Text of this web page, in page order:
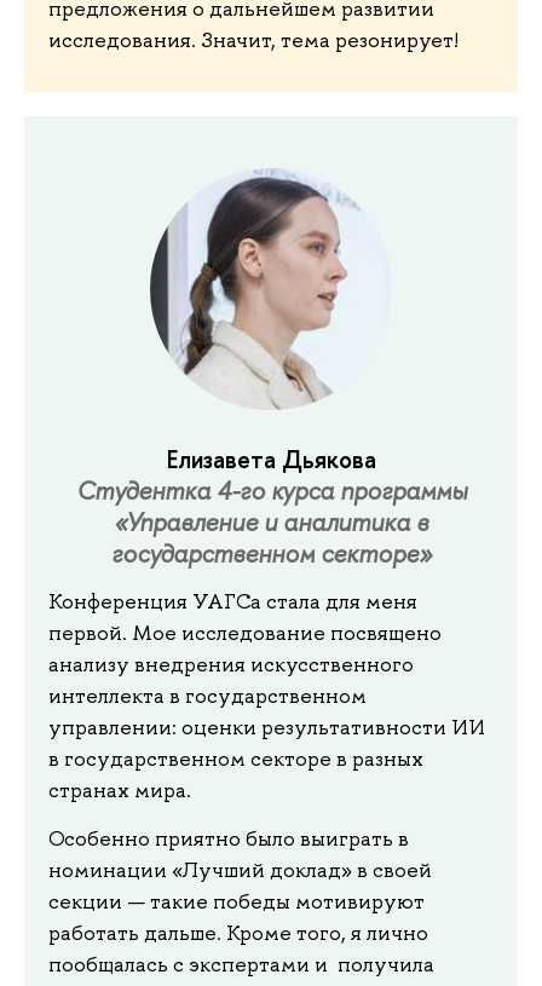
предложения о дальнейшем развитии
исследования. Значит, тема резонирует!
Елизавета Дьякова
Студентка 4-го курса программы
«Управление и аналитика в
государственном секторе»
Конференция УАГСа стала для меня
первой. Мое исследование посвящено
анализу внедрения искусственного
интеллекта в государственном
управлении: оценки результативности ИИ
в государственном секторе в разных
странах мира.
Особенно приятно было выиграть в
номинации «Лучший доклад» в своей
секции — такие победы мотивируют
работать дальше. Кроме того, я лично
пообщалась с экспертами и получила